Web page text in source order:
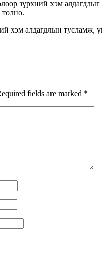
зүрхний хэм алдагдлыг
хэм алдагдлын тусламж,
fields are marked *